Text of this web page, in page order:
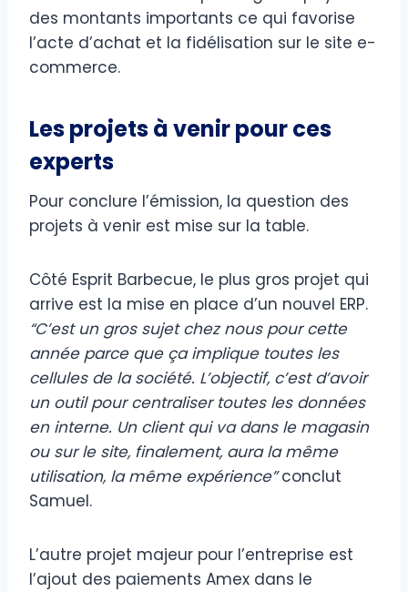
des montants importants ce qui favorise
l’acte d’achat et la fidélisation sur le site e-
commerce.
Les projets à venir pour ces
experts
Pour conclure l’émission, la question des
projets à venir est mise sur la table.
Côté Esprit Barbecue, le plus gros projet qui
arrive est la mise en place d’un nouvel ERP.
“C’est un gros sujet chez nous pour cette
année parce que ça implique toutes les
cellules de la société. L’objectif, c’est d’avoir
un outil pour centraliser toutes les données
en interne. Un client qui va dans le magasin
ou sur le site, finalement, aura la même
utilisation, la même expérience”conclut
Samuel.
L’autre projet majeur pour l’entreprise est
l’ajout des paiements Amex dans le